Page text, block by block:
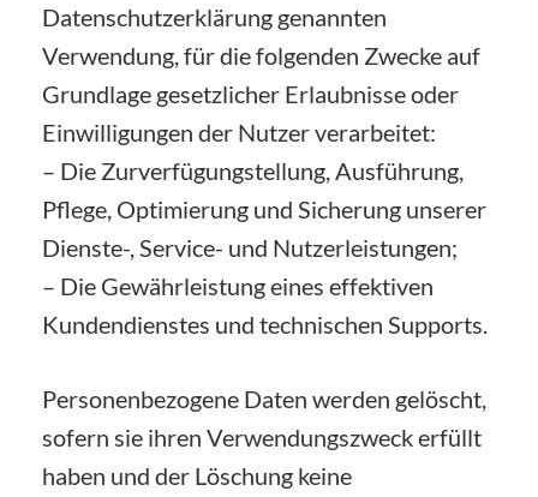
Datenschutzerklärung genannten
Verwendung, für die folgenden Zwecke auf
Grundlage gesetzlicher Erlaubnisse oder
Einwilligungen der Nutzer verarbeitet:
– Die Zurverfügungstellung, Ausführung,
Pflege, Optimierung und Sicherung unserer
Dienste-, Service- und Nutzerleistungen;
– Die Gewährleistung eines effektiven
Kundendienstes und technischen Supports.
Personenbezogene Daten werden gelöscht,
sofern sie ihren Verwendungszweck erfüllt
haben und der Löschung keine